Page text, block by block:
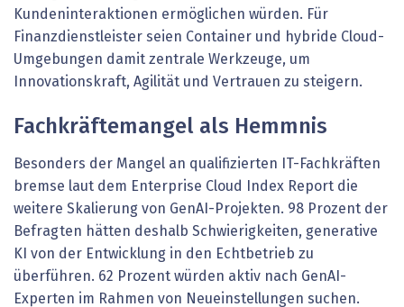
Kundeninteraktionen ermöglichen würden. Für
Finanzdienstleister seien Container und hybride Cloud-
Umgebungen damit zentrale Werkzeuge, um
Innovationskraft, Agilität und Vertrauen zu steigern.
Fachkräftemangel als Hemmnis
Besonders der Mangel an qualifizierten IT-Fachkräften
bremse laut dem Enterprise Cloud Index Report die
weitere Skalierung von GenAI-Projekten. 98 Prozent der
Befragten hätten deshalb Schwierigkeiten, generative
KI von der Entwicklung in den Echtbetrieb zu
überführen. 62 Prozent würden aktiv nach GenAI-
Experten im Rahmen von Neueinstellungen suchen.